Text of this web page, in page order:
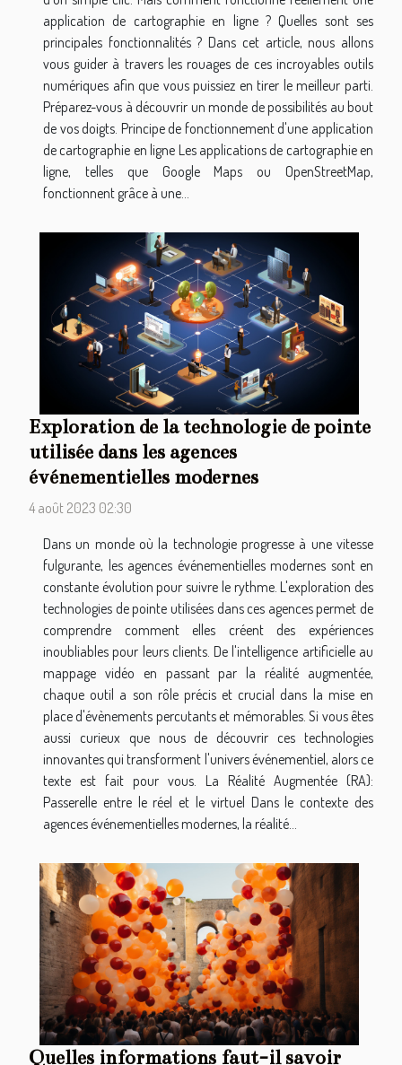
application de cartographie en ligne ? Quelles sont ses
principales fonctionnalités ? Dans cet article, nous allons
vous guider à travers les rouages de ces incroyables outils
numériques afin que vous puissiez en tirer le meilleur parti.
Préparez-vous à découvrir un monde de possibilités au bout
de vos doigts. Principe de fonctionnement d'une application
de cartographie en ligne Les applications de cartographie en
ligne, telles que Google Maps ou OpenStreetMap,
fonctionnent grâce à une...
Exploration de la technologie de pointe
utilisée dans les agences
événementielles modernes
4 août 2023 02:30
Dans un monde où la technologie progresse à une vitesse
fulgurante, les agences événementielles modernes sont en
constante évolution pour suivre le rythme. L'exploration des
technologies de pointe utilisées dans ces agences permet de
comprendre comment elles créent des expériences
inoubliables pour leurs clients. De l'intelligence artificielle au
mappage vidéo en passant par la réalité augmentée,
chaque outil a son rôle précis et crucial dans la mise en
place d'évènements percutants et mémorables. Si vous êtes
aussi curieux que nous de découvrir ces technologies
innovantes qui transforment l'univers événementiel, alors ce
texte est fait pour vous. La Réalité Augmentée (RA):
Passerelle entre le réel et le virtuel Dans le contexte des
agences événementielles modernes, la réalité...
Quelles informations faut-il savoir